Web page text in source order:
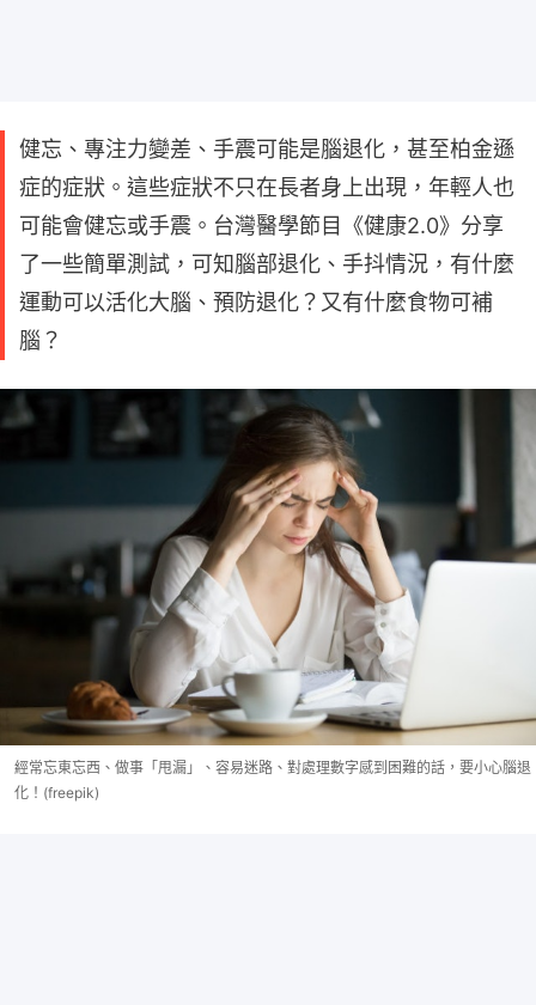
健忘、專注力變差、手震可能是腦退化，甚至柏金遜
症的症狀。這些症狀不只在長者身上出現，年輕人也
可能會健忘或手震。台灣醫學節目《健康2.0》分享
了一些簡單測試，可知腦部退化、手抖情況，有什麼
運動可以活化大腦、預防退化？又有什麼食物可補
腦？
經常忘東忘西、做事「甩漏」、容易迷路、對處理數字感到困難的話，要小心腦退
化！(freepik)